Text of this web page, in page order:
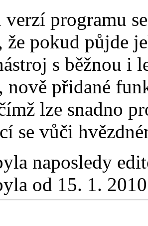
verzí programu
že pokud půjde
s běžnou i
nově přidané
lze snadno
se vůči
naposledy
od 15. 1.